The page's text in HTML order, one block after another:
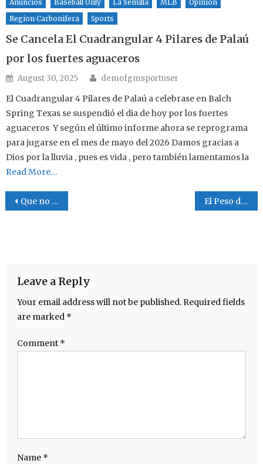
Anuncios Baseball Only La Semilla MLB
Opinion
Region Carbonifera
Sports
Se Cancela El Cuadrangular 4 Pilares de Palaú
por los fuertes aguaceros
Posted on
August 30, 2025 Author
demofgmsportuser
El Cuadrangular 4 Pilares de Palaú a celebrase en Balch
Spring Texas se suspendió el dia de hoy por los fuertes
aguaceros Y según el último informe ahora se reprograma
para jugarse en el mes de mayo del 2026 Damos gracias a
Dios por la lluvia , pues es vida , pero también lamentamos la
Read More…
Post navigation
Que no te reprochen , busca a Dios El Peso del Pecado.
Leave a Reply
Your email address will not be published. Required fields
are marked *
Comment *
Name *